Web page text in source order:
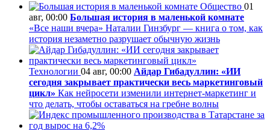
Общество 01
авг, 00:00 Большая история в маленькой комнате
«Все наши вчера» Наталии Гинзбург — книга о том, как
история незаметно разрушает обычную жизнь
Технологии 04 авг, 00:00 Айдар Гибадуллин: «ИИ
сегодня закрывает практически весь маркетинговый
цикл» Как нейросети изменили интернет-маркетинг и
что делать, чтобы оставаться на гребне волны